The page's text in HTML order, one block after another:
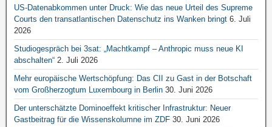
US-Datenabkommen unter Druck: Wie das neue Urteil des Supreme
Courts den transatlantischen Datenschutz ins Wanken bringt 6. Juli
2026
Studiogespräch bei 3sat: „Machtkampf – Anthropic muss neue KI
abschalten“ 2. Juli 2026
Mehr europäische Wertschöpfung: Das CII zu Gast in der Botschaft
vom Großherzogtum Luxembourg in Berlin 30. Juni 2026
Der unterschätzte Dominoeffekt kritischer Infrastruktur: Neuer
Gastbeitrag für die Wissenskolumne im ZDF 30. Juni 2026